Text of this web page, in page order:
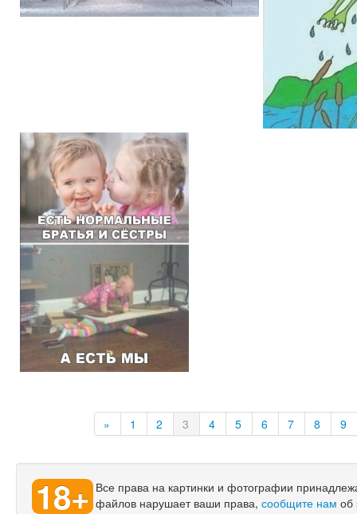
» 1 2 3 4 5 6 7 8 9
18+ Все права на картинки и фотографии
файлов нарушает ваши права, сообщите нам об